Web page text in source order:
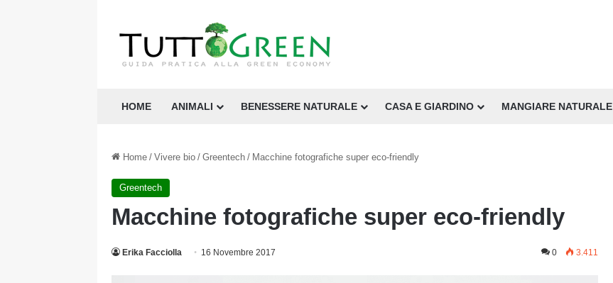
HOME ANIMALI BENESSERE NATURALE CASA E GIARDINO MANGIARE NATURALE
Home / Vivere bio / Greentech / Macchine fotografiche super eco-friendly
Greentech
Macchine fotografiche super eco-friendly
Erika Facciolla 16 Novembre 2017 0 3.411